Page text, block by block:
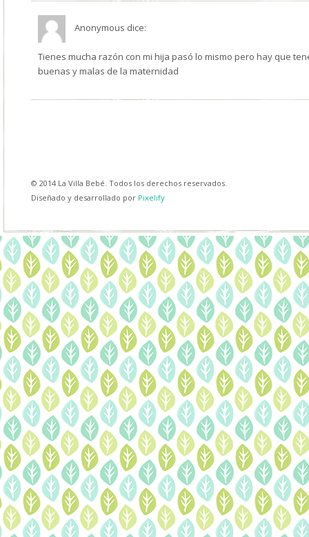
Anonymous dice:
Tienes mucha razón con mi hija pasó lo mismo pero hay que
buenas y malas de la maternidad
© 2014 La Villa Bebé. Todos los derechos reservados.
Diseñado y desarrollado por Pixelify